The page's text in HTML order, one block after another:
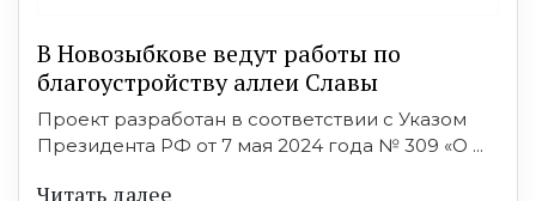
В Новозыбкове ведут работы по
благоустройству аллеи Славы
Проект разработан в соответствии с Указом
Президента РФ от 7 мая 2024 года № 309 «О ...
Читать далее